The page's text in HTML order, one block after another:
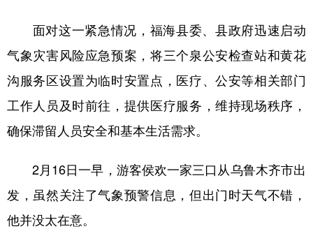
Deutsch Português
面对这一紧急情况，福海县委、县政府迅速启动
气象灾害风险应急预案，将三个泉公安检查站和黄花
沟服务区设置为临时安置点，医疗、公安等相关部门
工作人员及时前往，提供医疗服务，维持现场秩序，
确保滞留人员安全和基本生活需求。
2月16日一早，游客侯欢一家三口从乌鲁木齐市出
发，虽然关注了气象预警信息，但出门时天气不错，
他并没太在意。